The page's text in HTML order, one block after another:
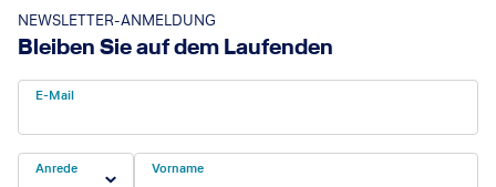
NEWSLETTER-ANMELDUNG
Bleiben Sie auf dem Laufenden
E-Mail
Anrede Vorname